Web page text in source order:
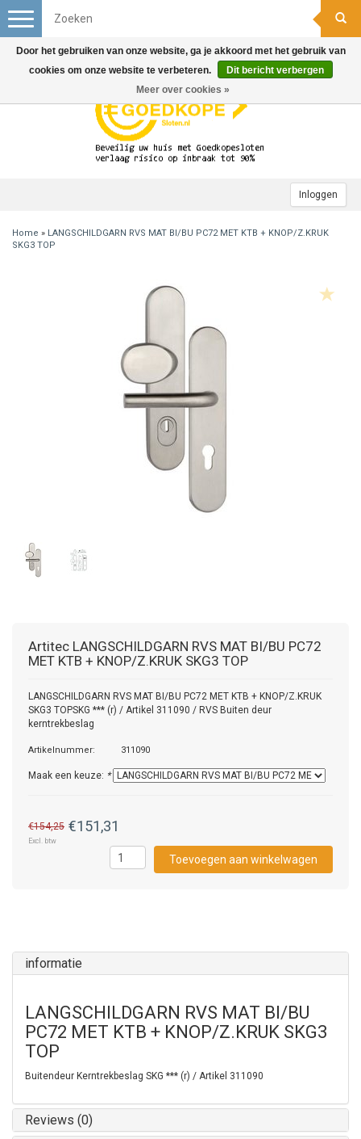
Inloggen
Toggle
navigation
Home » LANGSCHILDGARN RVS MAT BI/BU PC72 MET KTB + KNOP/Z.KRUK
SKG3 TOP
Artitec LANGSCHILDGARN RVS MAT BI/BU PC72
MET KTB + KNOP/Z.KRUK SKG3 TOP
LANGSCHILDGARN RVS MAT BI/BU PC72 MET KTB + KNOP/Z.KRUK
SKG3 TOPSKG *** (r) / Artikel 311090 / RVS Buiten deur
kerntrekbeslag
Artikelnummer: 311090
Maak een keuze: *
€154,25 €151,31
Excl. btw
Toevoegen aan winkelwagen
informatie
LANGSCHILDGARN RVS MAT BI/BU
PC72 MET KTB + KNOP/Z.KRUK SKG3
TOP
Buitendeur Kerntrekbeslag SKG *** (r) / Artikel 311090
Reviews (0)
Door het gebruiken van onze website, ga je akkoord met het gebruik van
cookies om onze website te verbeteren.
Dit bericht verbergen
Meer over cookies »